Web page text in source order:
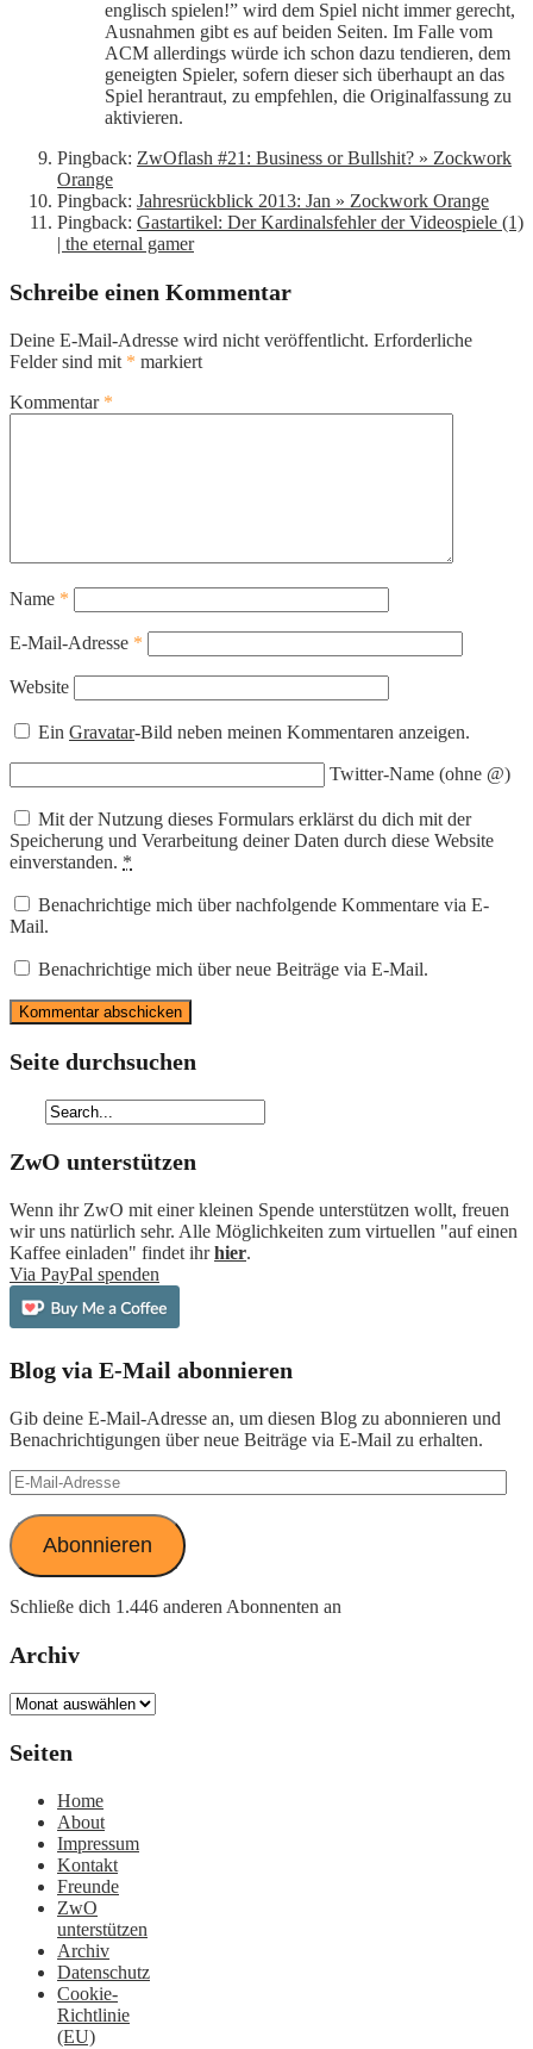
englisch spielen!” wird dem Spiel nicht immer gerecht,
Ausnahmen gibt es auf beiden Seiten. Im Falle vom
ACM allerdings würde ich schon dazu tendieren, dem
geneigten Spieler, sofern dieser sich überhaupt an das
Spiel herantraut, zu empfehlen, die Originalfassung zu
aktivieren.
Pingback: ZwOflash #21: Business or Bullshit? » Zockwork
Orange
Pingback: Jahresrückblick 2013: Jan » Zockwork Orange
Pingback: Gastartikel: Der Kardinalsfehler der Videospiele (1)
| the eternal gamer
Schreibe einen Kommentar
Deine E-Mail-Adresse wird nicht veröffentlicht. Erforderliche
Felder sind mit * markiert
Kommentar *
Name *
E-Mail-Adresse *
Website
EinGravatar-Bild neben meinen Kommentaren anzeigen.
Twitter-Name (ohne @)
Mit der Nutzung dieses Formulars erklärst du dich mit der
Speicherung und Verarbeitung deiner Daten durch diese Website
einverstanden. *
Benachrichtige mich über nachfolgende Kommentare via E-
Mail.
Benachrichtige mich über neue Beiträge via E-Mail.
Seite durchsuchen
ZwO unterstützen
Wenn ihr ZwO mit einer kleinen Spende unterstützen wollt, freuen
wir uns natürlich sehr. Alle Möglichkeiten zum virtuellen "auf einen
Kaffee einladen" findet ihrhier.
Via PayPal spenden
Blog via E-Mail abonnieren
Gib deine E-Mail-Adresse an, um diesen Blog zu abonnieren und
Benachrichtigungen über neue Beiträge via E-Mail zu erhalten.
E-
Mail-
Adresse
Abonnieren
Schließe dich 1.446 anderen Abonnenten an
Archiv
Archiv
Seiten
Home
About
Impressum
Kontakt
Freunde
ZwO
unterstützen
Archiv
Datenschutz
Cookie-
Richtlinie
(EU)